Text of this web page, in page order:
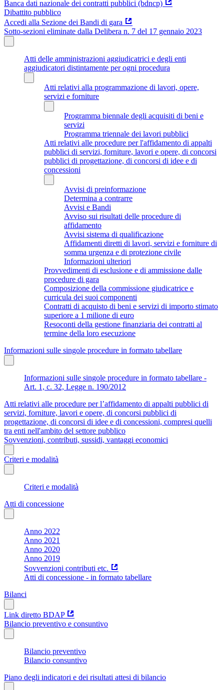
Banca dati nazionale dei contratti pubblici (bdncp)
Dibattito pubblico
Accedi alla Sezione dei Bandi di gara
Sotto-sezioni eliminate dalla Delibera n. 7 del 17 gennaio 2023
Atti delle amministrazioni aggiudicatrici e degli enti
aggiudicatori distintamente per ogni procedura
Atti relativi alla programmazione di lavori, opere,
servizi e forniture
Programma biennale degli acquisiti di beni e
servizi
Programma triennale dei lavori pubblici
Atti relativi alle procedure per l'affidamento di appalti
pubblici di servizi, forniture, lavori e opere, di concorsi
pubblici di progettazione, di concorsi di idee e di
concessioni
Avvisi di preinformazione
Determina a contrarre
Avvisi e Bandi
Avviso sui risultati delle procedure di
affidamento
Avvisi sistema di qualificazione
Affidamenti diretti di lavori, servizi e forniture di
somma urgenza e di protezione civile
Informazioni ulteriori
Provvedimenti di esclusione e di ammissione dalle
procedure di gara
Composizione della commissione giudicatrice e
curricula dei suoi componenti
Contratti di acquisto di beni e servizi di importo stimato
superiore a 1 milione di euro
Resoconti della gestione finanziaria dei contratti al
termine della loro esecuzione
Informazioni sulle singole procedure in formato tabellare
Informazioni sulle singole procedure in formato tabellare -
Art. 1, c. 32, Legge n. 190/2012
Atti relativi alle procedure per l’affidamento di appalti pubblici di
servizi, forniture, lavori e opere, di concorsi pubblici di
progettazione, di concorsi di idee e di concessioni, compresi quelli
tra enti nell'ambito del settore pubblico
Sovvenzioni, contributi, sussidi, vantaggi economici
Criteri e modalità
Criteri e modalità
Atti di concessione
Anno 2022
Anno 2021
Anno 2020
Anno 2019
Sovvenzioni contributi etc.
Atti di concessione - in formato tabellare
Bilanci
Link diretto BDAP
Bilancio preventivo e consuntivo
Bilancio preventivo
Bilancio consuntivo
Piano degli indicatori e dei risultati attesi di bilancio